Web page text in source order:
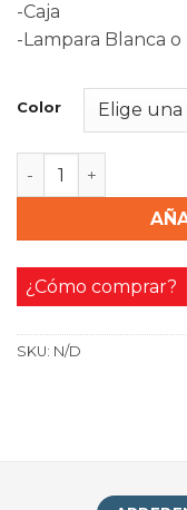
-Caja
-Lampara Blanca
Color
Lampara Velador
¿Cómo comprar?
SKU: N/D